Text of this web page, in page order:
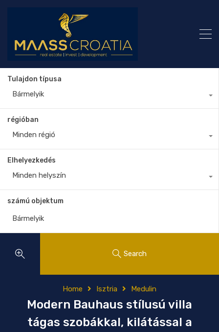
Tulajdon típusa
Bármelyik
régióban
Minden régió
Elhelyezkedés
Minden helyszín
számú objektum
Search
Home Isztria Medulin
Modern Bauhaus stílusú villa
tágas szobákkal, kilátással a